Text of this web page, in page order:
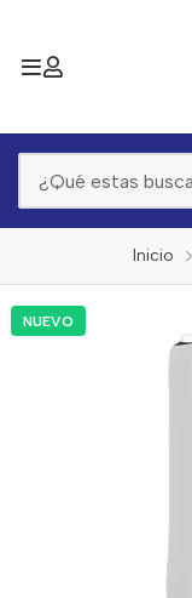
Inicio
NUEVO